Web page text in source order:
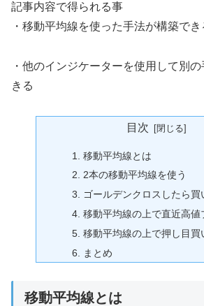
記事内容で得られる事
・移動平均線を使った手法が構築でき
・他のインジケーターを使用して別
きる
目次
移動平均線とは
2本の移動平均線を使う
ゴールデンクロスしたら買
移動平均線の上で直近高値
移動平均線の上で押し目買
まとめ
移動平均線とは